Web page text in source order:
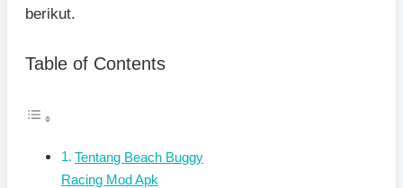
berikut.
Table of Contents
Tentang Beach Buggy
Racing Mod Apk